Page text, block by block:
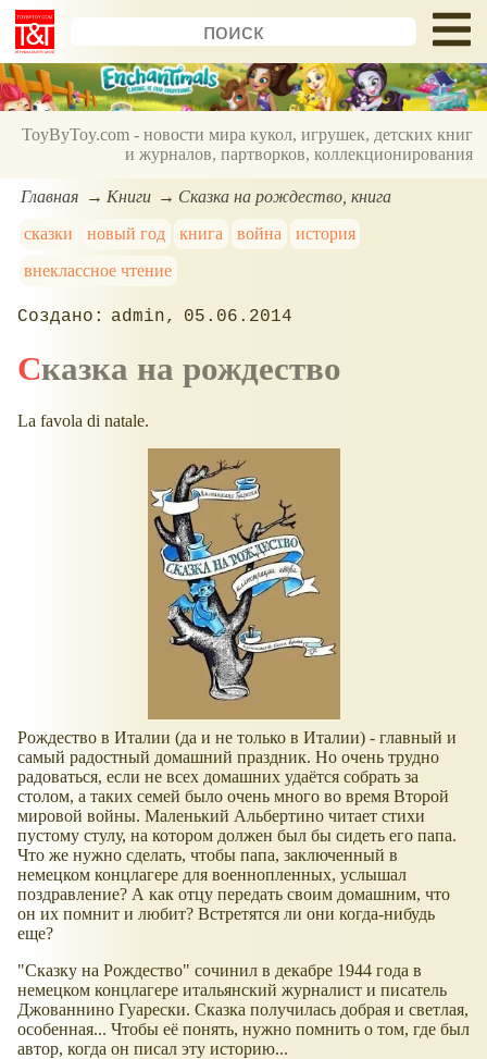
ToyByToy.com - новости мира кукол, игрушек, детских книг
и журналов, партворков, коллекционирования
Главная Книги
Сказка на рождество, книга
сказки
новый год книга война
история
внеклассное чтение
admin 05.06.2014
Сказка на рождество
La favola di natale.
Рождество в Италии (да и не только в Италии) - главный и
самый радостный домашний праздник. Но очень трудно
радоваться, если не всех домашних удаётся собрать за
столом, а таких семей было очень много во время Второй
мировой войны. Маленький Альбертино читает стихи
пустому стулу, на котором должен был бы сидеть его папа.
Что же нужно сделать, чтобы папа, заключенный в
немецком концлагере для военнопленных, услышал
поздравление? А как отцу передать своим домашним, что
он их помнит и любит? Встретятся ли они когда-нибудь
еще?
"Сказку на Рождество" сочинил в декабре 1944 года в
немецком концлагере итальянский журналист и писатель
Джованнино Гуарески. Сказка получилась добрая и светлая,
особенная... Чтобы её понять, нужно помнить о том, где был
автор, когда он писал эту историю...